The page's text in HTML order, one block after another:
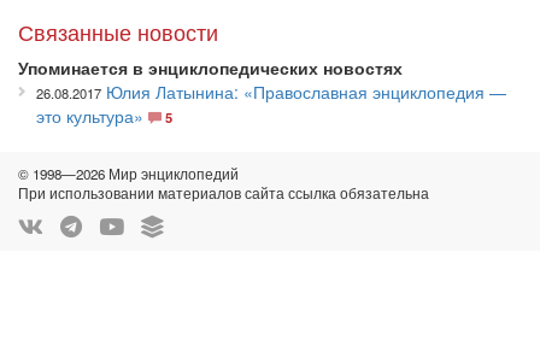
Связанные новости
Упоминается в энциклопедических новостях
26.08.2017 Юлия Латынина: «Православная энциклопедия —
это культура»
5
© 1998—2026 Мир энциклопедий
При использовании материалов сайта ссылка обязательна